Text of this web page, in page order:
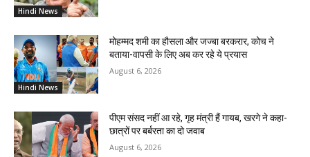
Hindi News
Hindi News
मोहम्मद शमी का हौसला और जज्बा बरकरार, कोच ने
बताया-वापसी के लिए अब कर रहे ये प्रयास
August 6, 2026
पीएम संसद नहीं आ रहे, गृह मंत्री हैं गायब, खरगे ने कहा-
छात्रों पर बर्बरता का दो जवाब
August 6, 2026